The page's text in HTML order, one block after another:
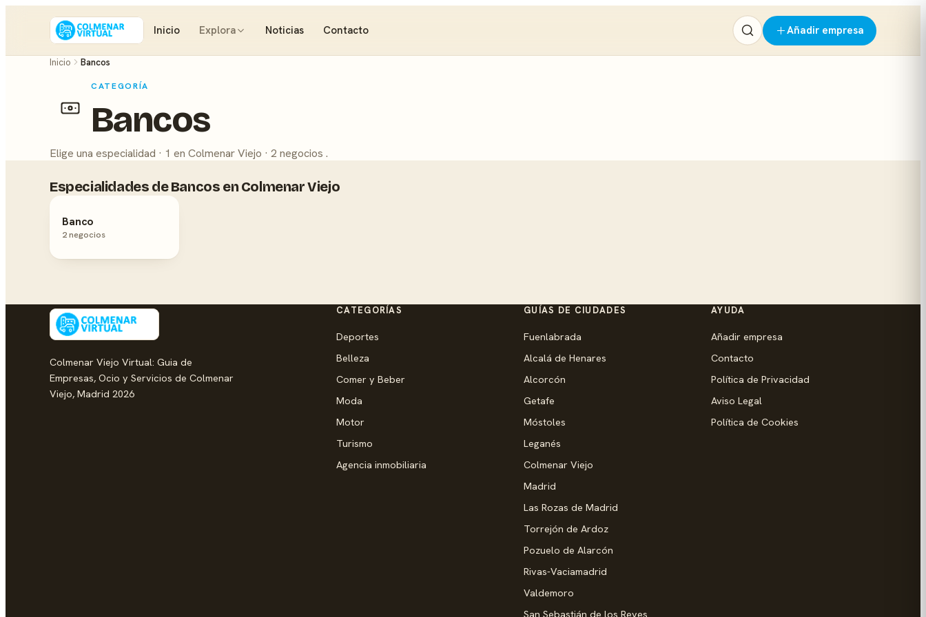
Inicio Explora Noticias Contacto Añadir empresa
Inicio Bancos
CATEGORÍA
Bancos
Elige una especialidad · 1 en Colmenar Viejo · 2 negocios .
Especialidades de Bancos en Colmenar Viejo
Banco
2 negocios
Colmenar Viejo Virtual: Guia de
Empresas, Ocio y Servicios de Colmenar
Viejo, Madrid 2026
CATEGORÍAS
Deportes
Belleza
Comer y Beber
Moda
Motor
Turismo
Agencia inmobiliaria
GUÍAS DE CIUDADES
Fuenlabrada
Alcalá de Henares
Alcorcón
Getafe
Móstoles
Leganés
Colmenar Viejo
Madrid
Las Rozas de Madrid
Torrejón de Ardoz
Pozuelo de Alarcón
Rivas-Vaciamadrid
Valdemoro
San Sebastián de los Reyes
AYUDA
Añadir empresa
Contacto
Política de Privacidad
Aviso Legal
Política de Cookies